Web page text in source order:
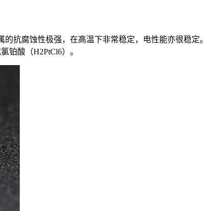
抗腐蚀性极强，在高温下非常稳定，电性能亦很稳定。
铂酸（H2PtCl6）。